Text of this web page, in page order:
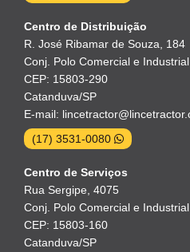
Centro de Distribuição
R. José Ribamar de Souza, 184
Conj. Polo Comercial e
CEP: 15803-290
Catanduva/SP
E-mail:
(17) 3531-0080
Centro de Serviços
Rua Sergipe, 4075
Conj. Polo Comercial e
CEP: 15803-160
Catanduva/SP